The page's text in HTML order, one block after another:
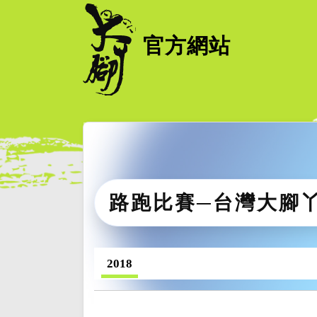
官方網站
路跑比賽─台灣大腳
2018